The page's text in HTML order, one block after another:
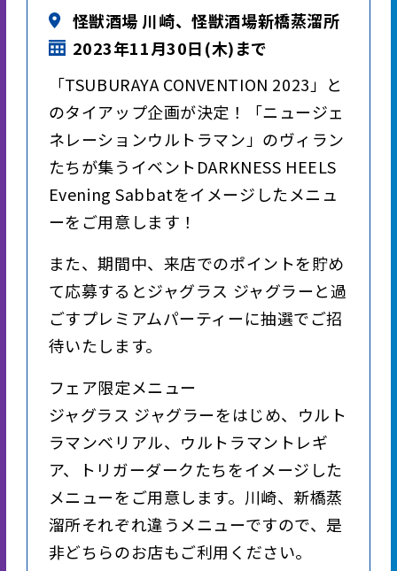
怪獣酒場 川崎、怪獣酒場新橋蒸溜所
2023年11月30日(木)まで
「TSUBURAYA CONVENTION 2023」と
のタイアップ企画が決定！「ニュージェ
ネレーションウルトラマン」のヴィラン
たちが集うイベントDARKNESS HEELS
Evening Sabbatをイメージしたメニュ
ーをご用意します！
また、期間中、来店でのポイントを貯め
て応募するとジャグラス ジャグラーと過
ごすプレミアムパーティーに抽選でご招
待いたします。
フェア限定メニュー
ジャグラス ジャグラーをはじめ、ウルト
ラマンベリアル、ウルトラマントレギ
ア、トリガーダークたちをイメージした
メニューをご用意します。川崎、新橋蒸
溜所それぞれ違うメニューですので、是
非どちらのお店もご利用ください。